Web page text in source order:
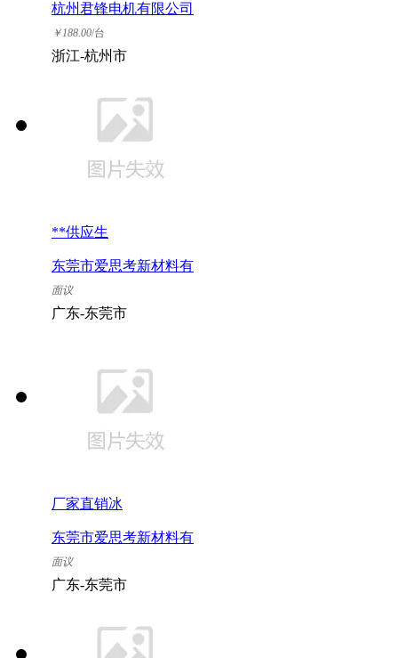
杭州君锋电机有限公司
￥188.00/台
浙江-杭州市
**供应生
东莞市爱思考新材料有
限公司
面议
广东-东莞市
厂家直销冰
东莞市爱思考新材料有
限公司
面议
广东-东莞市